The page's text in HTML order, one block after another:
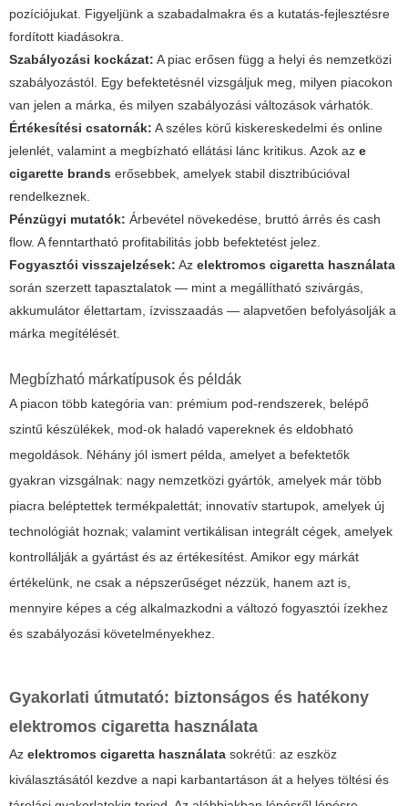
pozíciójukat. Figyeljünk a szabadalmakra és a kutatás-fejlesztésre
fordított kiadásokra.
Szabályozási kockázat: A piac erősen függ a helyi és nemzetközi
szabályozástól. Egy befektetésnél vizsgáljuk meg, milyen piacokon
van jelen a márka, és milyen szabályozási változások várhatók.
Értékesítési csatornák: A széles körű kiskereskedelmi és online
jelenlét, valamint a megbízható ellátási lánc kritikus. Azok az e
cigarette brands erősebbek, amelyek stabil disztribúcióval
rendelkeznek.
Pénzügyi mutatók: Árbevétel növekedése, bruttó árrés és cash
flow. A fenntartható profitabilitás jobb befektetést jelez.
Fogyasztói visszajelzések: Az elektromos cigaretta használata
során szerzett tapasztalatok — mint a megállítható szivárgás,
akkumulátor élettartam, ízvisszaadás — alapvetően befolyásolják a
márka megítélését.
Megbízható márkatípusok és példák
A piacon több kategória van: prémium pod-rendszerek, belépő
szintű készülékek, mod-ok haladó vapereknek és eldobható
megoldások. Néhány jól ismert példa, amelyet a befektetők
gyakran vizsgálnak: nagy nemzetközi gyártók, amelyek már több
piacra beléptettek termékpalettát; innovatív startupok, amelyek új
technológiát hoznak; valamint vertikálisan integrált cégek, amelyek
kontrollálják a gyártást és az értékesítést. Amikor egy márkát
értékelünk, ne csak a népszerűséget nézzük, hanem azt is,
mennyire képes a cég alkalmazkodni a változó fogyasztói ízekhez
és szabályozási követelményekhez.
Gyakorlati útmutató: biztonságos és hatékony
elektromos cigaretta használata
Az elektromos cigaretta használata sokrétű: az eszköz
kiválasztásától kezdve a napi karbantartáson át a helyes töltési és